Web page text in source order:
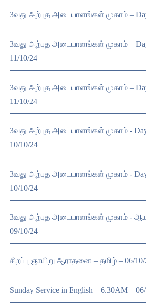
3வது அற்புத அடையாளங்கள் முகாம் –
3வது அற்புத அடையாளங்கள் முகாம் –
11/10/24
3வது அற்புத அடையாளங்கள் முகாம் –
11/10/24
3வது அற்புத அடையாளங்கள் முகாம் -
10/10/24
3வது அற்புத அடையாளங்கள் முகாம் -
10/10/24
3வது அற்புத அடையாளங்கள் முகாம் -
09/10/24
சிறப்பு ஞாயிறு ஆராதனை – தமிழ் – 06/10/
Sunday Service in English – 6.30AM –